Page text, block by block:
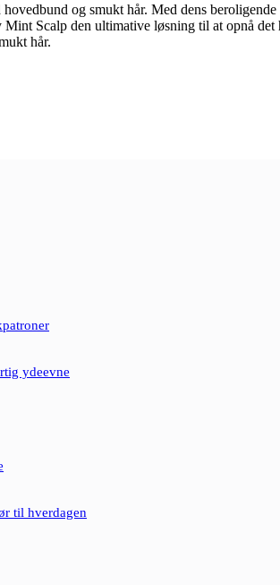
og smukt hår. Med dens
Scalp den ultimative løsning til at opnå
hår.
ydeevne
til hverdagen